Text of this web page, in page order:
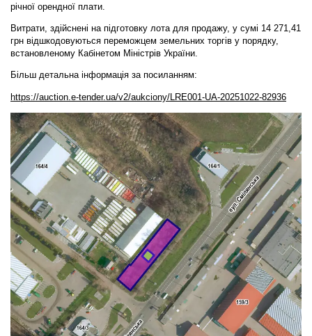
річної орендної плати.
Витрати, здійснені на підготовку лота для продажу, у сумі 14 271,41
грн відшкодовуються переможцем земельних торгів у порядку,
встановленому Кабінетом Міністрів України.
Більш детальна інформація за посиланням:
https://auction.e-tender.ua/v2/aukciony/LRE001-UA-20251022-82936